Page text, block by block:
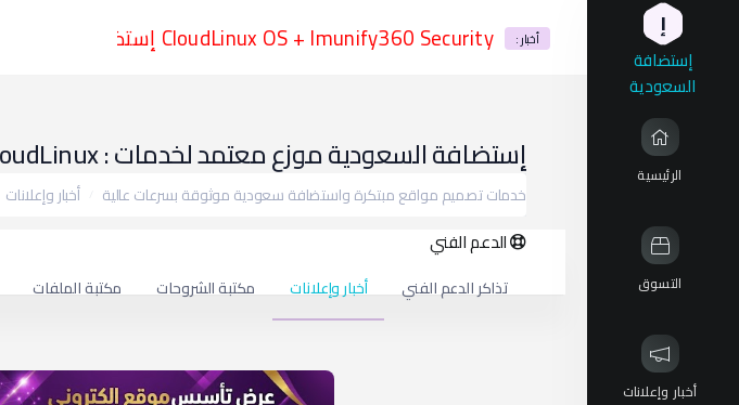
أخبار : CloudLinux OS + Imunify360 Security إستضافة السعودية أمنية شاملة
إستضافة السعودية موزع معتمد لخدمات سناب شات : snapshat إ
إستضافة
السعودية
الرئيسية
التسوق
أخبار وإعلانات
إستضافة السعودية موزع معتمد لخدمات : CloudLinux
خدمات تصميم مواقع مبتكرة واستضافة سعودية موثوقة بسرعات عالية أخبار وإعلانات
الدعم الفني
تذاكر الدعم الفني أخبار وإعلانات مكتبة الشروحات مكتبة الملفات